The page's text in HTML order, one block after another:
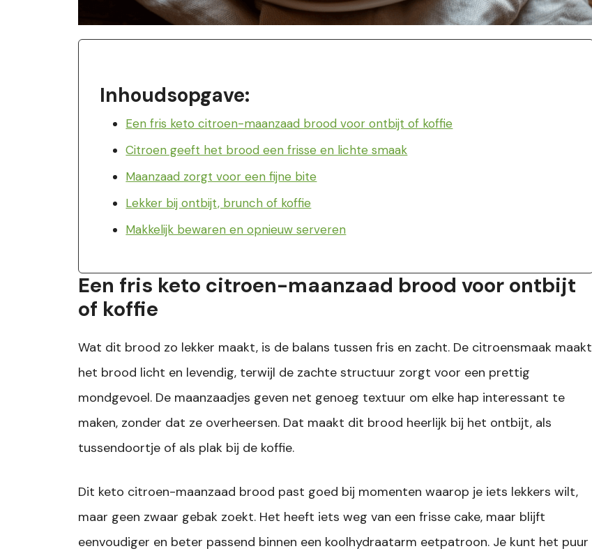
Inhoudsopgave:
Een fris keto citroen-maanzaad brood voor ontbijt of koffie
Citroen geeft het brood een frisse en lichte smaak
Maanzaad zorgt voor een fijne bite
Lekker bij ontbijt, brunch of koffie
Makkelijk bewaren en opnieuw serveren
Een fris keto citroen-maanzaad brood voor ontbijt
of koffie
Wat dit brood zo lekker maakt, is de balans tussen fris en zacht. De citroensmaak maakt
het brood licht en levendig, terwijl de zachte structuur zorgt voor een prettig
mondgevoel. De maanzaadjes geven net genoeg textuur om elke hap interessant te
maken, zonder dat ze overheersen. Dat maakt dit brood heerlijk bij het ontbijt, als
tussendoortje of als plak bij de koffie.
Dit keto citroen-maanzaad brood past goed bij momenten waarop je iets lekkers wilt,
maar geen zwaar gebak zoekt. Het heeft iets weg van een frisse cake, maar blijft
eenvoudiger en beter passend binnen een koolhydraatarm eetpatroon. Je kunt het puur